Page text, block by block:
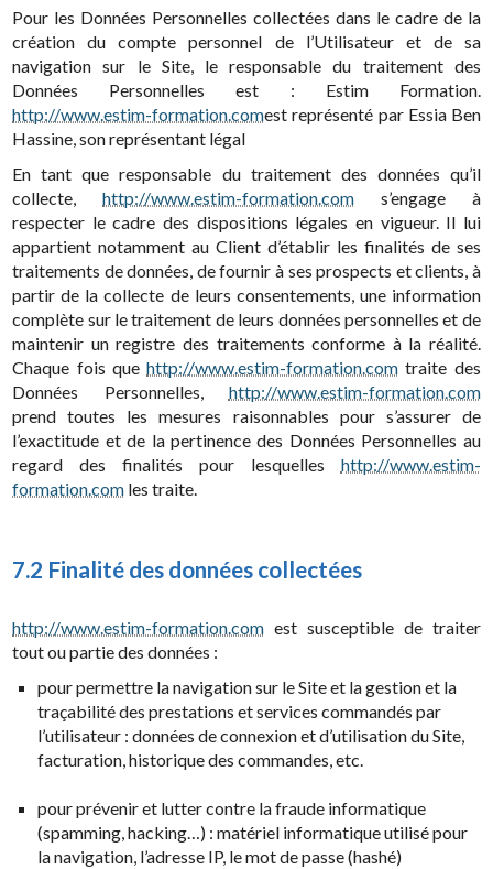
Pour les Données Personnelles collectées dans le cadre de la
création du compte personnel de l’Utilisateur et de sa
navigation sur le Site, le responsable du traitement des
Données Personnelles est : Estim Formation.
http://www.estim-formation.comest représenté par Essia Ben
Hassine, son représentant légal
En tant que responsable du traitement des données qu’il
collecte,http://www.estim-formation.com s’engage à
respecter le cadre des dispositions légales en vigueur. Il lui
appartient notamment au Client d’établir les finalités de ses
traitements de données, de fournir à ses prospects et clients, à
partir de la collecte de leurs consentements, une information
complète sur le traitement de leurs données personnelles et de
maintenir un registre des traitements conforme à la réalité.
Chaque fois quehttp://www.estim-formation.com traite des
Données Personnelles, http://www.estim-formation.com
prend toutes les mesures raisonnables pour s’assurer de
l’exactitude et de la pertinence des Données Personnelles au
regard des finalités pour lesquelles http://www.estim-
formation.com les traite.
7.2 Finalité des données collectées
http://www.estim-formation.com est susceptible de traiter
tout ou partie des données :
pour permettre la navigation sur le Site et la gestion et la
traçabilité des prestations et services commandés par
l’utilisateur : données de connexion et d’utilisation du Site,
facturation, historique des commandes, etc.
pour prévenir et lutter contre la fraude informatique
(spamming, hacking…) : matériel informatique utilisé pour
la navigation, l’adresse IP, le mot de passe (hashé)